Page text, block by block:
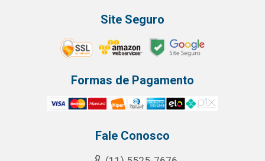
Site Seguro
Formas de Pagamento
Fale Conosco